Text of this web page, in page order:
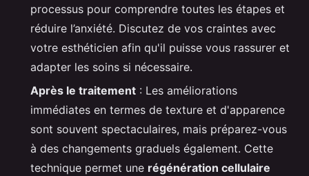
processus pour comprendre toutes les étapes et
réduire l’anxiété. Discutez de vos craintes avec
votre esthéticien afin qu'il puisse vous rassurer et
adapter les soins si nécessaire.
Après le traitement : Les améliorations
immédiates en termes de texture et d'apparence
sont souvent spectaculaires, mais préparez-vous
à des changements graduels également. Cette
technique permet une régénération cellulaire